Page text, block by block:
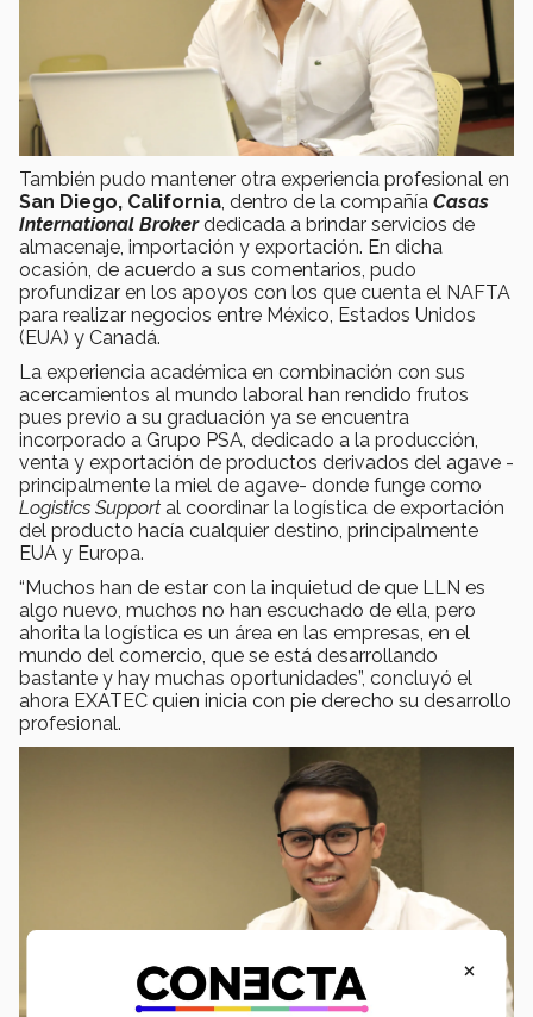
También pudo mantener otra experiencia profesional en
San Diego, California, dentro de la compañía Casas
International Broker dedicada a brindar servicios de
almacenaje, importación y exportación. En dicha
ocasión, de acuerdo a sus comentarios, pudo
profundizar en los apoyos con los que cuenta el NAFTA
para realizar negocios entre México, Estados Unidos
(EUA) y Canadá.
La experiencia académica en combinación con sus
acercamientos al mundo laboral han rendido frutos
pues previo a su graduación ya se encuentra
incorporado a Grupo PSA, dedicado a la producción,
venta y exportación de productos derivados del agave -
principalmente la miel de agave- donde funge como
Logistics Support al coordinar la logística de exportación
del producto hacía cualquier destino, principalmente
EUA y Europa.
“Muchos han de estar con la inquietud de que LLN es
algo nuevo, muchos no han escuchado de ella, pero
ahorita la logística es un área en las empresas, en el
mundo del comercio, que se está desarrollando
bastante y hay muchas oportunidades”, concluyó el
ahora EXATEC quien inicia con pie derecho su desarrollo
profesional.
×